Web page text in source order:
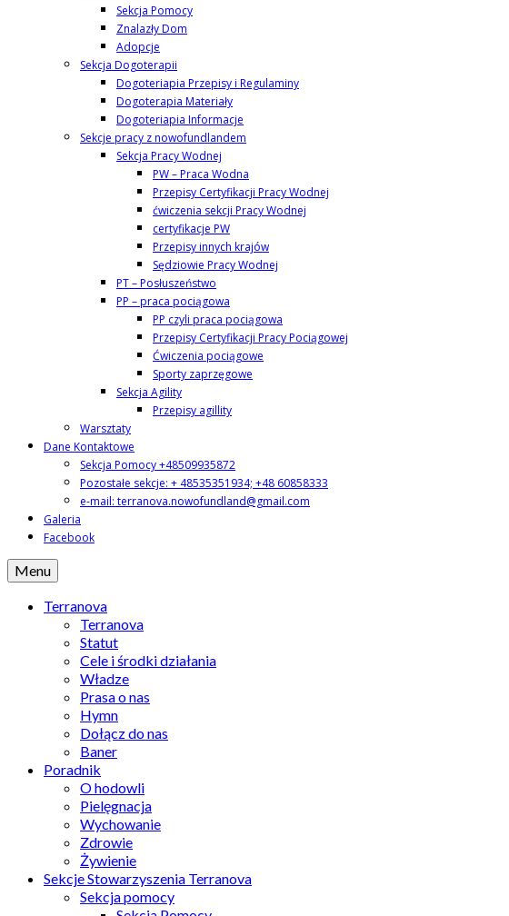
Sekcja Pomocy
Znalazły Dom
Adopcje
Sekcja Dogoterapii
Dogoteriapia Przepisy i Regulaminy
Dogoterapia Materiały
Dogoteriapia Informacje
Sekcje pracy z nowofundlandem
Sekcja Pracy Wodnej
PW – Praca Wodna
Przepisy Certyfikacji Pracy Wodnej
ćwiczenia sekcji Pracy Wodnej
certyfikacje PW
Przepisy innych krajów
Sędziowie Pracy Wodnej
PT – Posłuszeństwo
PP – praca pociągowa
PP czyli praca pociągowa
Przepisy Certyfikacji Pracy Pociągowej
Ćwiczenia pociągowe
Sporty zaprzęgowe
Sekcja Agility
Przepisy agillity
Warsztaty
Dane Kontaktowe
Sekcja Pomocy +48509935872
Pozostałe sekcje: + 48535351934; +48 60858333
e-mail: terranova.nowofundland@gmail.com
Galeria
Facebook
Menu
Terranova
Terranova
Statut
Cele i środki działania
Władze
Prasa o nas
Hymn
Dołącz do nas
Baner
Poradnik
O hodowli
Pielęgnacja
Wychowanie
Zdrowie
Żywienie
Sekcje Stowarzyszenia Terranova
Sekcja pomocy